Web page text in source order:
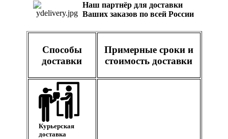
Наш партнёр для доставки
Ваших заказов по всей России
Способы
доставки
Примерные сроки и
стоимость доставки
Курьерская
доставка